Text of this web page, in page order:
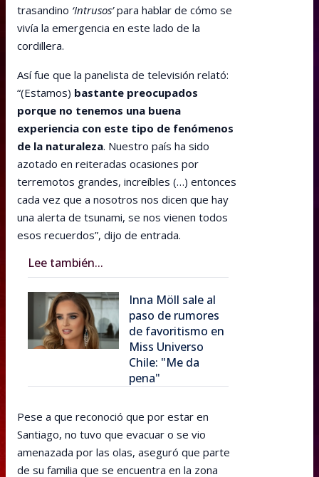
trasandino ‘Intrusos’para hablar de cómo se
vivía la emergencia en este lado de la
cordillera.
Así fue que la panelista de televisión relató:
“(Estamos) bastante preocupados
porque no tenemos una buena
experiencia con este tipo de fenómenos
de la naturaleza. Nuestro país ha sido
azotado en reiteradas ocasiones por
terremotos grandes, increíbles (…) entonces
cada vez que a nosotros nos dicen que hay
una alerta de tsunami, se nos vienen todos
esos recuerdos”, dijo de entrada.
Lee también...
Inna Möll sale al
paso de rumores
de favoritismo en
Miss Universo
Chile: "Me da
pena"
Pese a que reconoció que por estar en
Santiago, no tuvo que evacuar o se vio
amenazada por las olas, aseguró que parte
de su familia que se encuentra en la zona